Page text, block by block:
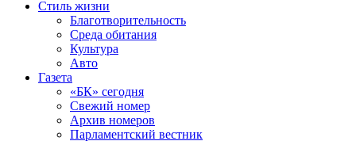
Стиль жизни
Благотворительность
Среда обитания
Культура
Авто
Газета
«БК» сегодня
Свежий номер
Архив номеров
Парламентский вестник